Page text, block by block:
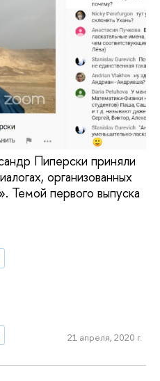
Пиперски приняли
организованных
Темой первого выпуска
21 апреля, 2020 г.